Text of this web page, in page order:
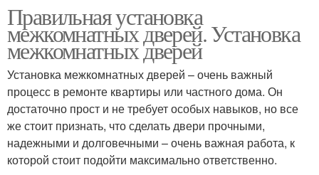
Металлическая дверь
Конструкция для
межкомнатной двери
Преимущества для
межкомнатных дверей
Двери с доборами
Правильная установка
межкомнатных дверей. Установка
межкомнатных дверей
Установка межкомнатных дверей – очень важный
процесс в ремонте квартиры или частного дома. Он
достаточно прост и не требует особых навыков, но все
же стоит признать, что сделать двери прочными,
надежными и долговечными – очень важная работа, к
которой стоит подойти максимально ответственно.